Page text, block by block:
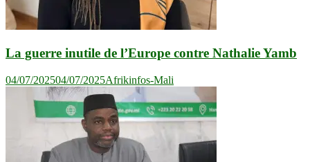
La guerre inutile de l’Europe contre Nathalie Yamb
04/07/202504/07/2025Afrikinfos-Mali